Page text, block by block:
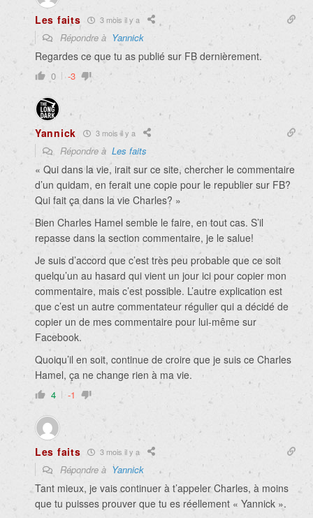
Les faits 3 mois il y a
Répondre à Yannick
Regardes ce que tu as publié sur FB dernièrement.
0 -3
Yannick 3 mois il y a
Répondre à Les faits
« Qui dans la vie, irait sur ce site, chercher le commentaire
d’un quidam, en ferait une copie pour le republier sur FB?
Qui fait ça dans la vie Charles? »
Bien Charles Hamel semble le faire, en tout cas. S’il
repasse dans la section commentaire, je le salue!
Je suis d’accord que c’est très peu probable que ce soit
quelqu’un au hasard qui vient un jour ici pour copier mon
commentaire, mais c’est possible. L’autre explication est
que c’est un autre commentateur régulier qui a décidé de
copier un de mes commentaire pour lui-même sur
Facebook.
Quoiqu’il en soit, continue de croire que je suis ce Charles
Hamel, ça ne change rien à ma vie.
4 -1
Les faits 3 mois il y a
Répondre à Yannick
Tant mieux, je vais continuer à t’appeler Charles, à moins
que tu puisses prouver que tu es réellement « Yannick ».